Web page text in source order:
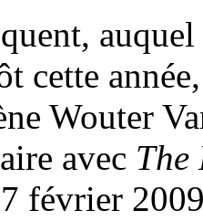
cette
Wouter
avec The
février